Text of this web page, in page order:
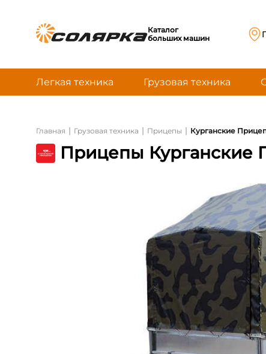
Каталог
больших машин
Легкая техника Грузовая техника
Главная | Грузовая техника | Прицепы | Курганские
Прицепы Курганские